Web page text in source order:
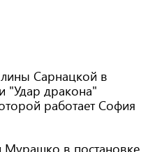
Сарнацкой в
"Удар дракона"
работает София
в постановке